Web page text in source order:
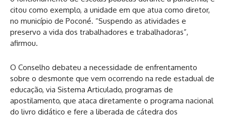
citou como exemplo, a unidade em que atua como diretor,
no município de Poconé. “Suspendo as atividades e
preservo a vida dos trabalhadores e trabalhadoras”,
afirmou.
O Conselho debateu a necessidade de enfrentamento
sobre o desmonte que vem ocorrendo na rede estadual de
educação, via Sistema Articulado, programas de
apostilamento, que ataca diretamente o programa nacional
do livro didático e fere a liberada de cátedra dos